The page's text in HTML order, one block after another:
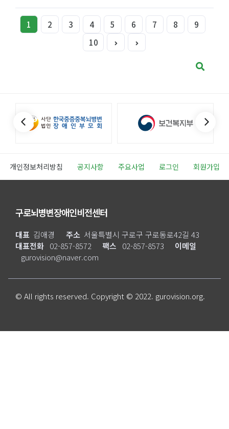
1 2 3 4 5 6 7 8
9
10
개인정보처리방침 공지사항 주요사업 로그인 회원가입
구로뇌병변장애인비전센터
대표 김애경 주소 서울특별시 구로구 구로동로42길 43
대표전화 02-857-8572 팩스 02-857-8573
이메일
gurovision@naver.com
© All rights reserved. Copyright © 2022. gurovision.org.